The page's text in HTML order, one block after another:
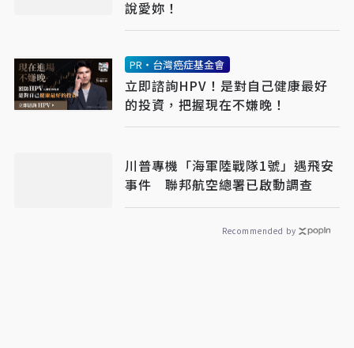
說愛妳！
PR・台灣癌症基金會
立即諮詢HPV！是對自己健康最好
的投資，把握現在不嫌晚！
川普專機「海軍陸戰隊1號」遇飛安
事件 聯邦航空總署已啟動調查
Recommended by